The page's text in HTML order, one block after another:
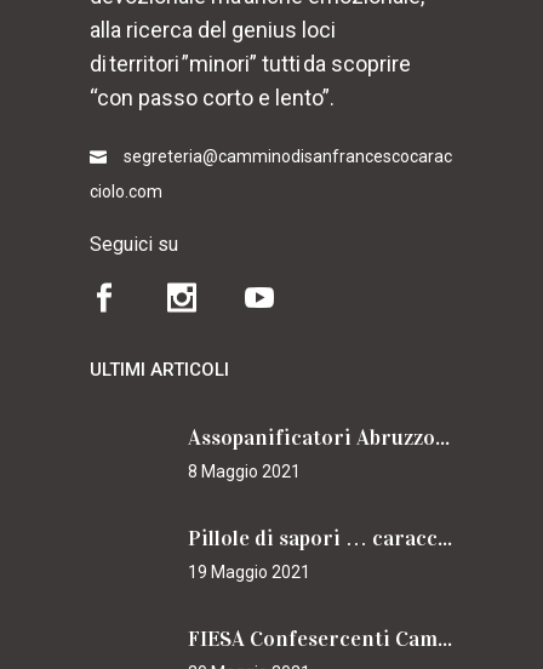
alla ricerca del genius loci
di territori ”minori” tutti da scoprire
“con passo corto e lento”.
segreteria@camminodisanfrancescocarac
ciolo.com
Seguici su
ULTIMI ARTICOLI
Assopanificatori Abruzzo e Molise insieme per il Cammino
8 Maggio 2021
Pillole di sapori … caracciolini
19 Maggio 2021
FIESA Confesercenti Campania per il Cammino